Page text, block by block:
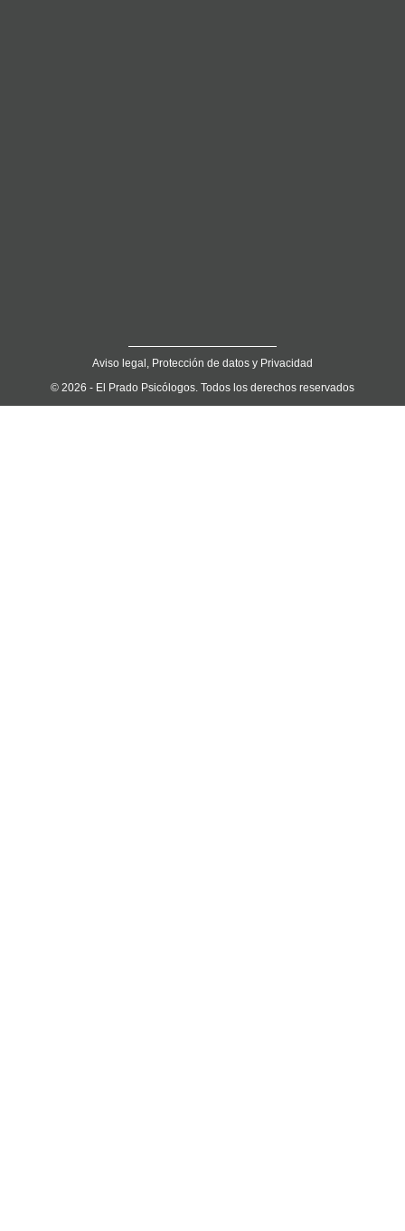
Aviso legal, Protección de datos y Privacidad
© 2026 - El Prado Psicólogos. Todos los derechos reservados